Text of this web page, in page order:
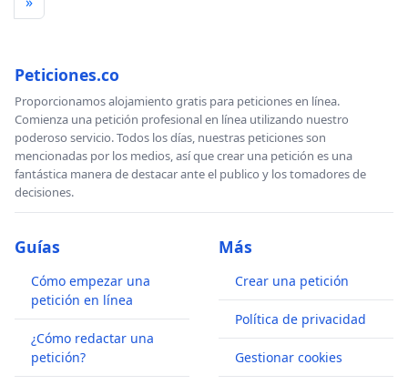
Peticiones.co
Proporcionamos alojamiento gratis para peticiones en línea.
Comienza una petición profesional en línea utilizando nuestro
poderoso servicio. Todos los días, nuestras peticiones son
mencionadas por los medios, así que crear una petición es una
fantástica manera de destacar ante el publico y los tomadores de
decisiones.
Guías
Cómo empezar una
petición en línea
¿Cómo redactar una
petición?
Más
Crear una petición
Política de privacidad
Gestionar cookies